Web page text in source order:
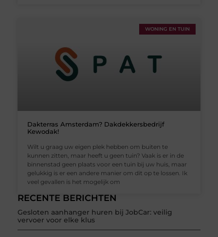
RECENTE BERICHTEN
Gesloten aanhanger huren bij JobCar: veilig
vervoer voor elke klus
WONING EN TUIN
Dakterras Amsterdam? Dakdekkersbedrijf
Kewodak!
Wilt u graag uw eigen plek hebben om buiten te
kunnen zitten, maar heeft u geen tuin? Vaak is er in de
binnenstad geen plaats voor een tuin bij uw huis, maar
gelukkig is er een andere manier om dit op te lossen. Ik
veel gevallen is het mogelijk om